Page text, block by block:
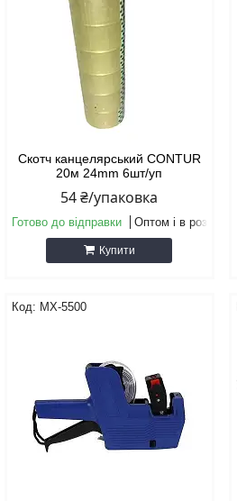
Скотч канцелярський CONTUR
20м 24mm 6шт/уп
54 ₴/упаковка
Готово до відправки Оптом і в роздріб
Купити
МХ-5500